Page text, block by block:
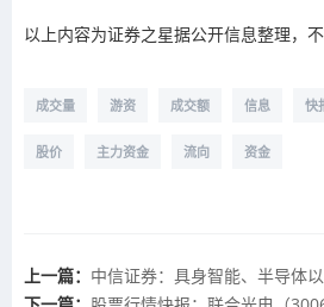
以上内容为证券之星据公开信息整理，不
成交量 游资 成交额 信息 快
股价 主力资金 流向 资金
上一篇： 中信证券：具身智能、半导体